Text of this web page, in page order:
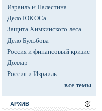
Израиль и Палестина
Дело ЮКОСа
Защита Химкинского леса
Дело Бульбова
Россия и финансовый кризис
Доллар
Россия и Израиль
все темы
АРХИВ